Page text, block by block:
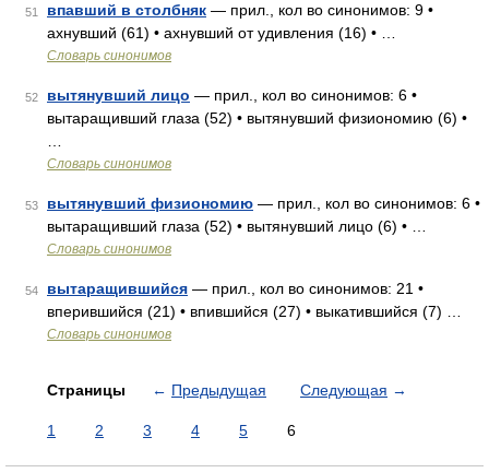
51 впавший в столбняк — прил., кол во синонимов: 9 •
ахнувший (61) • ахнувший от удивления (16) • …
Словарь синонимов
52 вытянувший лицо — прил., кол во синонимов: 6 •
вытаращивший глаза (52) • вытянувший физиономию (6) •
Словарь синонимов
53 вытянувший физиономию — прил., кол во синонимов: 6 •
вытаращивший глаза (52) • вытянувший лицо (6) • …
Словарь синонимов
54 вытаращившийся — прил., кол во синонимов: 21 •
вперившийся (21) • впившийся (27) • выкатившийся (7) …
Словарь синонимов
Страницы ← Предыдущая Следующая →
1 2 3 4 5 6